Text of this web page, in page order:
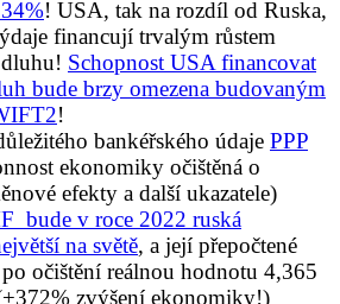
! USA, tak na rozdíl od Ruska,
financují trvalým růstem
Schopnost USA financovat
bude brzy omezena budovaným
!
bankéřského údaje PPP
ekonomiky očištěná o
efekty a další ukazatele)
bude v roce 2022 ruská
na světě, a její přepočtené
očištění reálnou hodnotu 4,365
zvýšení ekonomiky!)